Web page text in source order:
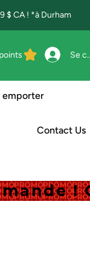
$ CA ! *à Durham
Se
emporter
Contact Us
!
!